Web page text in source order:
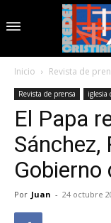
Inicio Revista de
Revista de prensa iglesia
El Papa
Sánchez,
Gobierno
Por Juan - 24 octubre